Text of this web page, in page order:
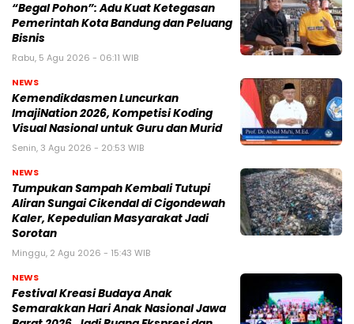
“Begal Pohon”: Adu Kuat Ketegasan
Pemerintah Kota Bandung dan Peluang
Bisnis
Rabu, 5 Agu 2026 - 06:11 WIB
NEWS
Kemendikdasmen Luncurkan
ImajiNation 2026, Kompetisi Koding
Visual Nasional untuk Guru dan Murid
Senin, 3 Agu 2026 - 20:53 WIB
NEWS
Tumpukan Sampah Kembali Tutupi
Aliran Sungai Cikendal di Cigondewah
Kaler, Kepedulian Masyarakat Jadi
Sorotan
Minggu, 2 Agu 2026 - 15:43 WIB
NEWS
Festival Kreasi Budaya Anak
Semarakkan Hari Anak Nasional Jawa